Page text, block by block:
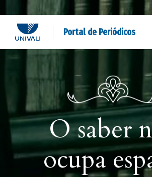
Portal de Periódicos
O saber
ocupa